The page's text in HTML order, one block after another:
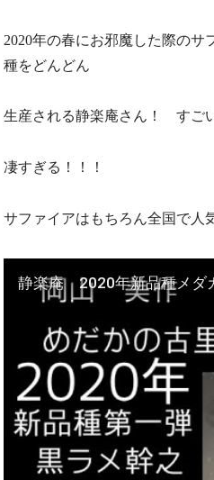
2020年の春にお邪魔した際のサ
種をどんどん
生産される静楽庵さん！ すご
凄すぎる！！！
サファイアはもちろん全国で人